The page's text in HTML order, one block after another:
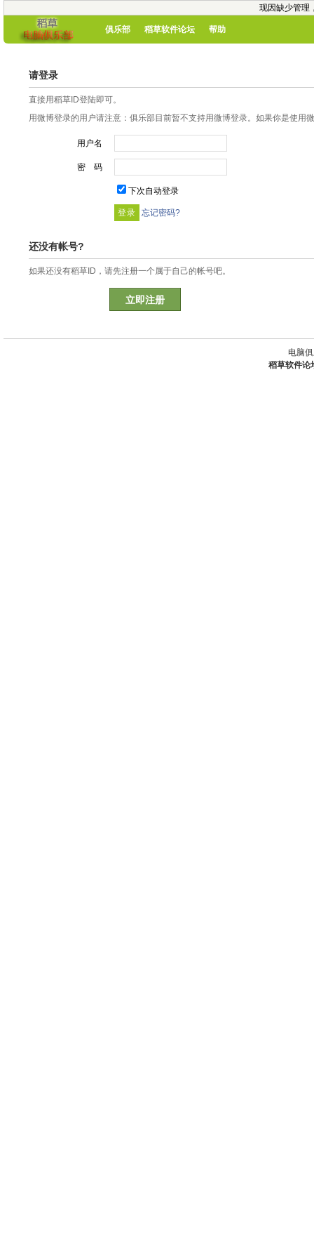
现因缺少管理
俱乐部 稻草软件论坛 帮助
请登录
直接用稻草ID登陆即可。
用微博登录的用户请注意：俱乐部目前暂不支持用微博登录。如果你是使用
用户名
密 码
下次自动登录
忘记密码?
还没有帐号?
如果还没有稻草ID，请先注册一个属于自己的帐号吧。
立即注册
电脑
稻草软件论